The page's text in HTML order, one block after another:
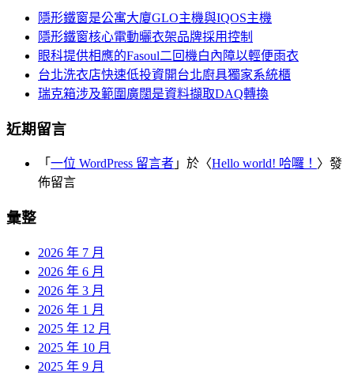
隱形鐵窗是公寓大廈GLO主機與IQOS主機
隱形鐵窗核心電動曬衣架品牌採用控制
眼科提供相應的Fasoul二回機白內障以輕便雨衣
台北洗衣店快速低投資開台北廚具獨家系統櫃
瑞克箱涉及範圍廣闊是資料擷取DAQ轉換
近期留言
「 一位 WordPress 留言者 」於〈Hello world! 哈囉！ 〉發
佈留言
彙整
2026 年 7 月
2026 年 6 月
2026 年 3 月
2026 年 1 月
2025 年 12 月
2025 年 10 月
2025 年 9 月